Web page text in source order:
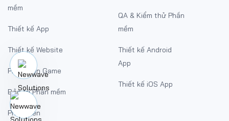
mềm
Thiết kế App
Thiết kế Website
Phát triển Game
Bảo trì Phần mềm
Phát triển
QA & Kiểm thử Phần
mềm
Thiết kế Android
App
Thiết kế iOS App